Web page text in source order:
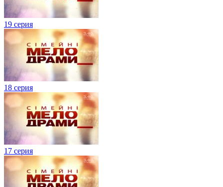
19 серия
18 серия
17 серия